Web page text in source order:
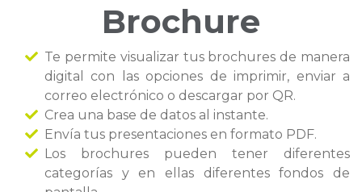
Brochure
Te permite visualizar tus brochures de manera
digital con las opciones de imprimir, enviar a
correo electrónico o descargar por QR.
Crea una base de datos al instante.
Envía tus presentaciones en formato PDF.
Los brochures pueden tener diferentes
categorías y en ellas diferentes fondos de